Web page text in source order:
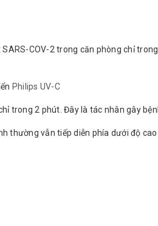
COV-2 trong căn phòng chỉ
Philips UV-C
trong 2 phút. Đây là tác nhân gây
thường vẫn tiếp diễn phía dưới độ cao